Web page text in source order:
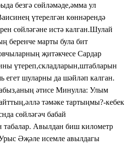
безгә сөйләмәде,әмма ул
үтерелгән көннәрендә
сөйләгәне истә калган.Шулай
беренче марты була бит
җитәкчесе Сардар
үтереп,складларын,штабларын
егет шуларны да шәйләп калган.
әтисе Минулла: Улым
тәмәке тартыңмы?-кебек
сөйләгәч бабай
табалар. Авылдан биш километр
Әҗәле исемле авылдагы